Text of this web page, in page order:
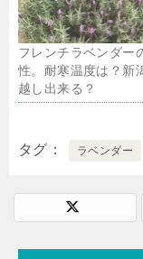
フレンチラベンダー
性。耐寒温度は？新
越し出来る？
タグ ラベンダー